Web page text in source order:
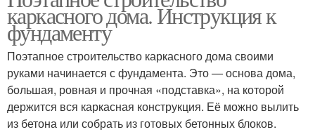
каркасного дома. Инструкция к
фундаменту
Поэтапное строительство каркасного дома своими
руками начинается с фундамента. Это — основа дома,
большая, ровная и прочная «подставка», на которой
держится вся каркасная конструкция. Её можно вылить
из бетона или собрать из готовых бетонных блоков.